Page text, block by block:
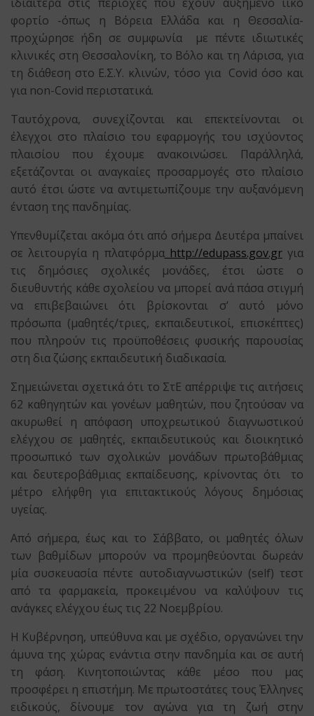
φορτίο -όπως η Βόρεια Ελλάδα και η Θεσσαλία-
προχώρησε ήδη σε συμφωνία με πέντε ιδιωτικές
κλινικές στη Θεσσαλονίκη, το Βόλο και τη Λάρισα, για
τη διάθεση στο Ε.Σ.Υ. κλινών, τόσο για Covid όσο και
για non-Covid περιστατικά.
Ταυτόχρονα, συνεχίζονται και επεκτείνονται οι
έλεγχοι στο πλαίσιο του εφαρμογής του ισχύοντος
πλαισίου που έχουμε ανακοινώσει. Παράλληλά,
εξετάζονται οι αναγκαίες προσαρμογές στο πλαίσιο
αυτό έτσι ώστε να αντιμετωπίζουμε την αυξανόμενη
ένταση της πανδημίας.
Υπενθυμίζεται ακόμα ότι από σήμερα Δευτέρα μπαίνει
σε λειτουργία η πλατφόρμαhttp://edupass.gov.grγια
τις δημόσιες σχολικές μονάδες, έτσι ώστε ο
διευθυντής κάθε σχολείου να μπορεί ανά πάσα στιγμή
να επιβεβαιώνει ότι βρίσκονται σ’ αυτό μόνο
πρόσωπα (μαθητές/τριες, εκπαιδευτικοί, επισκέπτες)
που πληρούν τις προϋποθέσεις φυσικής παρουσίας
στη δια ζώσης εκπαιδευτική διαδικασία.
Σημειώνεται σχετικά ότι το ΣτΕ απέρριψε τις αιτήσεις
62 καθηγητών και γονέων μαθητών, που ζητούσαν να
ακυρωθεί η απόφαση υποχρεωτικού διαγνωστικού
ελέγχου σε μαθητές, εκπαιδευτικούς και διοικητικό
προσωπικό των σχολικών μονάδων πρωτοβάθμιας
και δευτεροβάθμιας εκπαίδευσης, κρίνοντας ότι το
μέτρο ελήφθη για επιτακτικούς λόγους δημόσιας
υγείας.
Από σήμερα, έως και το Σάββατο, οι μαθητές όλων
των βαθμίδων μπορούν να προμηθεύονται δωρεάν
μία συσκευασία πέντε αυτοδιαγνωστικών (self) τεστ
από τα φαρμακεία, προκειμένου να καλύψουν τις
ανάγκες ελέγχου έως τις 22 Νοεμβρίου.
Η Κυβέρνηση, υπεύθυνα και με σχέδιο, οργανώνει την
άμυνα της χώρας ενάντια στην πανδημία και σε αυτή
τη φάση. Κινητοποιώντας κάθε μέσο που μας
προσφέρει η επιστήμη. Με πρωτοστάτες τους Έλληνες
ειδικούς, δίνουμε τον αγώνα για τη ζωή στην